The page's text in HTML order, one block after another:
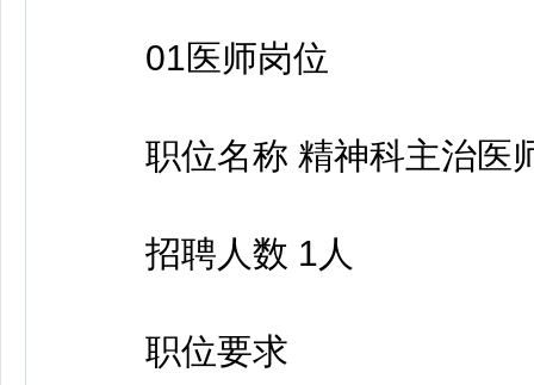
01医师岗位
职位名称 精神科主治医
招聘人数 1人
职位要求